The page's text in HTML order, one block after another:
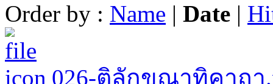
Order by : Name | Date |
026-ติลักขณาทิคาถา